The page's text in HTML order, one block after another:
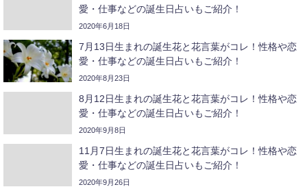
愛・仕事などの誕生日占いもご紹介！
2020年6月18日
7月13日生まれの誕生花と花言葉がコレ！性格や恋
愛・仕事などの誕生日占いもご紹介！
2020年8月23日
8月12日生まれの誕生花と花言葉がコレ！性格や恋
愛・仕事などの誕生日占いもご紹介！
2020年9月8日
11月7日生まれの誕生花と花言葉がコレ！性格や恋
愛・仕事などの誕生日占いもご紹介！
2020年9月26日